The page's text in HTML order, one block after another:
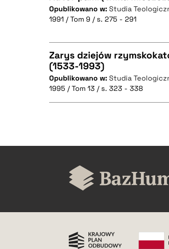
BIBTEX
CZYSTY TEKST
BIBTEX
Opublikowano w: Studia
1991 / Tom 9 / s. 275 - 291
CZYSTY TEKST
Zarys dziejów
(1533-1993)
Opublikowano w: Studia
1995 / Tom 13 / s. 323 - 338